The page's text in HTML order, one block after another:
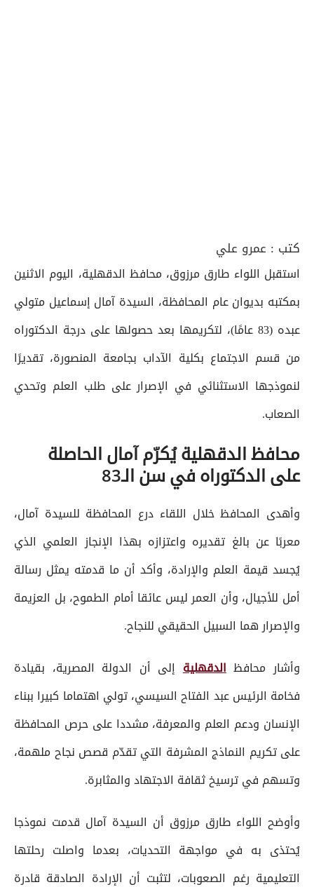
كتب : عمرو علي
استقبل اللواء طارق مرزوق، محافظ الدقهلية، اليوم الاثنين
بمكتبه بديوان عام المحافظة، السيدة آمال إسماعيل متولي
عبده (83 عامًا)، لتكريمها بعد حصولها على درجة الدكتوراه
من قسم الاجتماع بكلية الآداب بجامعة المنصورة، تقديرًا
لنموذجها الاستثنائي في الإصرار على طلب العلم وتحدي
الصعاب.
محافظ الدقهلية يُكرّم آمال الحاصلة
على الدكتوراه في سن الـ83
وأهدى المحافظ خلال اللقاء درع المحافظة للسيدة آمال،
معربًا عن بالغ تقديره واعتزازه بهذا الإنجاز العلمي الذي
يُجسد قيمة العلم والإرادة، وأكد أن ما قدمته يمثل رسالة
أمل للأجيال، وأن العمر ليس عائقا أمام الطموح، بل العزيمة
والإصرار هما السبيل الحقيقي للنجاح.
وأشار محافظالدقهليةإلى أن الدولة المصرية، بقيادة
فخامة الرئيس عبد الفتاح السيسي، تولي اهتماما كبيرا ببناء
الإنسان ودعم العلم والمعرفة، مشددا على حرص المحافظة
على تكريم النماذج المشرفة التي تقدّم قصص نجاح ملهمة،
وتسهم في ترسيخ ثقافة الاجتهاد والمثابرة.
وأوضح اللواء طارق مرزوق أن السيدة آمال قدمت نموذجا
يُحتذى به في مواجهة التحديات، بعدما واصلت رحلتها
التعليمية رغم الصعوبات، لتثبت أن الإرادة الصادقة قادرة